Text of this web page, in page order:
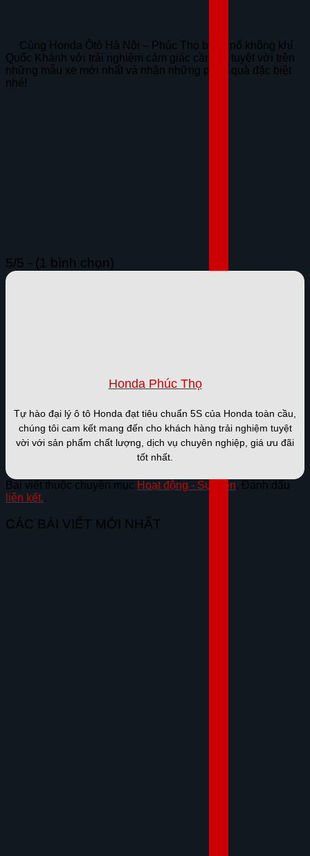
Cùng Honda Ôtô Hà Nội – Phúc Thọ bùng nổ không khí
Quốc Khánh với trải nghiệm cảm giác cầm lái tuyệt vời trên
những mẫu xe mới nhất và nhận những phần quà đặc biệt
nhé!
5/5 - (1 bình chọn)
Honda Phúc Thọ
Tự hào đại lý ô tô Honda đạt tiêu chuẩn 5S của Honda toàn cầu,
chúng tôi cam kết mang đến cho khách hàng trải nghiệm tuyệt
vời với sản phẩm chất lượng, dịch vụ chuyên nghiệp, giá ưu đãi
tốt nhất.
Bài viết thuộc chuyên mục Hoạt động - Sự kiện. Đánh dấu
liên kết..
CÁC BÀI VIẾT MỚI NHẤT